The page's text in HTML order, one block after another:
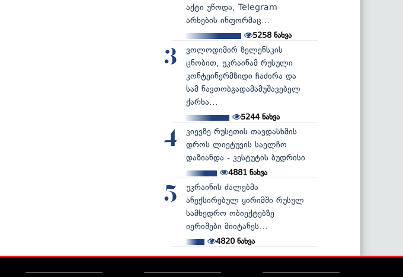
აქტი უწოდა, Telegram-
არხების ინფორმაც...
5258 ნახვა
3
ვოლოდიმირ ზელენსკის
ცნობით, უკრაინამ რუსული
კონტეინერმზიდი ჩაძირა და
სამ ნავთობგადამამუშავებელ
ქარხა...
5244ნახვა
4
კიევზე რუსეთის თავდასხმის
დროს ლიეტუვის საელჩო
დაზიანდა - კესტუტის ბუდრისი
4881ნახვა
5
უკრაინის ძალებმა
ანექსირებულ ყირიმში რუსულ
სამხედრო ობიექტებზე
იერიშები მიიტანეს...
4820ნახვა